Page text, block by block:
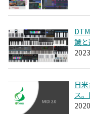
識
日
ス